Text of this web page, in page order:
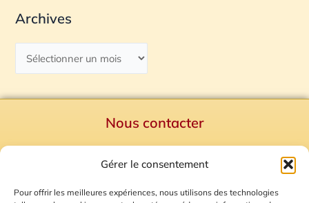
Gérer le consentement
Pour offrir les meilleures expériences, nous utilisons des technologies
Archives
Nous contacter
Mentions Légales
Plan du site